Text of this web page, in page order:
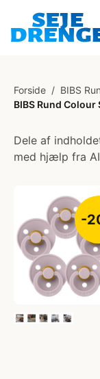
Forside / BIBS
BIBS Rund
Dele af
med hjælp fra
-